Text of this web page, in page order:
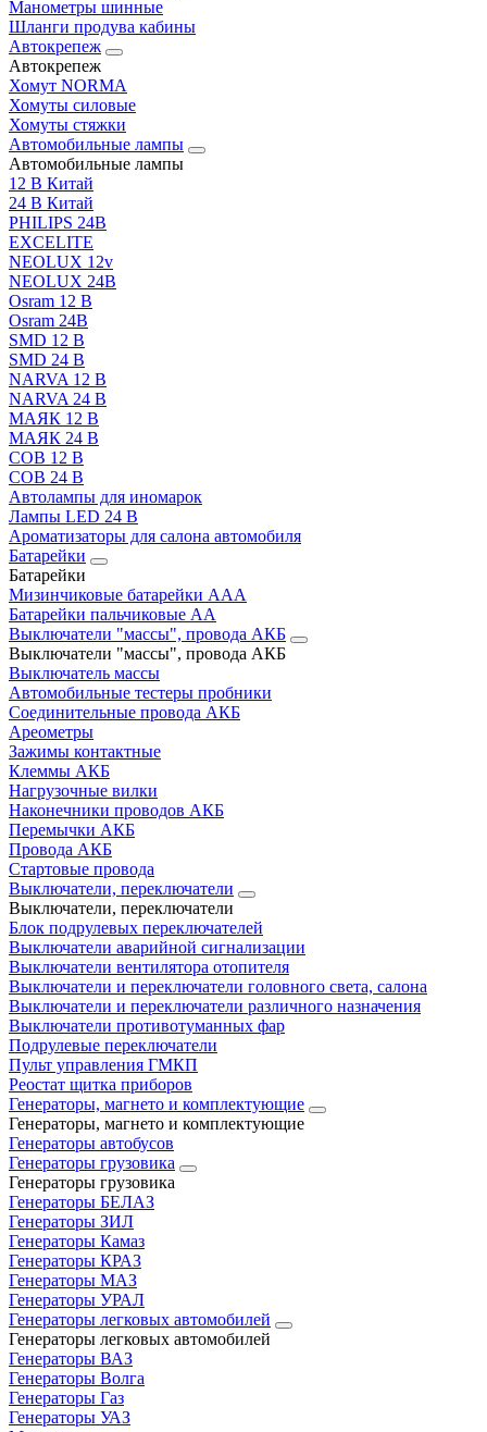
Манометры шинные
Шланги продува кабины
Автокрепеж
Автокрепеж
Хомут NORMA
Хомуты силовые
Хомуты стяжки
Автомобильные лампы
Автомобильные лампы
12 В Китай
24 В Китай
PHILIPS 24В
EXCELITE
NEOLUX 12v
NEOLUX 24В
Osram 12 В
Osram 24В
SMD 12 В
SMD 24 В
NARVA 12 В
NARVA 24 В
МАЯК 12 В
МАЯК 24 В
COB 12 В
COB 24 В
Автолампы для иномарок
Лампы LED 24 B
Ароматизаторы для салона автомобиля
Батарейки
Батарейки
Мизинчиковые батарейки AAA
Батарейки пальчиковые АА
Выключатели "массы", провода АКБ
Выключатели "массы", провода АКБ
Выключатель массы
Автомобильные тестеры пробники
Соединительные провода АКБ
Ареометры
Зажимы контактные
Клеммы АКБ
Нагрузочные вилки
Наконечники проводов АКБ
Перемычки АКБ
Провода АКБ
Стартовые провода
Выключатели, переключатели
Выключатели, переключатели
Блок подрулевых переключателей
Выключатели аварийной сигнализации
Выключатели вентилятора отопителя
Выключатели и переключатели головного света, салона
Выключатели и переключатели различного назначения
Выключатели противотуманных фар
Подрулевые переключатели
Пульт управления ГМКП
Реостат щитка приборов
Генераторы, магнето и комплектующие
Генераторы, магнето и комплектующие
Генераторы автобусов
Генераторы грузовика
Генераторы грузовика
Генераторы БЕЛАЗ
Генераторы ЗИЛ
Генераторы Камаз
Генераторы КРАЗ
Генераторы МАЗ
Генераторы УРАЛ
Генераторы легковых автомобилей
Генераторы легковых автомобилей
Генераторы ВАЗ
Генераторы Волга
Генераторы Газ
Генераторы УАЗ